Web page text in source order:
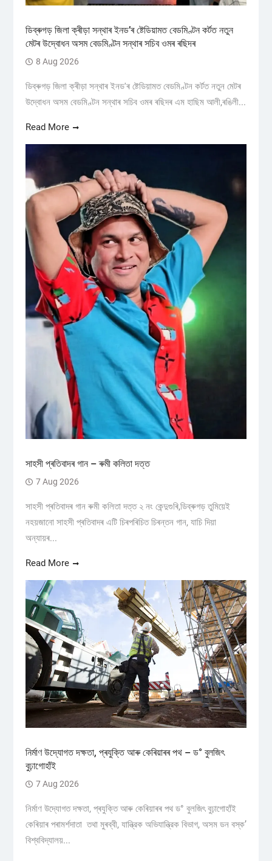
ডিব্ৰুগড় জিলা ক্ৰীড়া সন্থাৰ ইনড’ৰ ষ্টেডিয়ামত বেডমিণ্টন কৰ্টত নতুন
মেটৰ উদ্বোধন অসম বেডমিণ্টন সন্থাৰ সচিব ওমৰ ৰছিদৰ
8 Aug 2026
ডিব্ৰুগড় জিলা ক্ৰীড়া সন্থাৰ ইনড'ৰ ষ্টেডিয়ামত বেডমিণ্টন কৰ্টত নতুন মেটৰ
উদ্বোধন অসম বেডমিণ্টন সন্থাৰ সচিব ওমৰ ৰছিদৰ এম হাছিম আলী,ৰঙিলী...
Read More
সাহসী প্ৰতিবাদৰ গান – ৰুমী কলিতা দত্ত
7 Aug 2026
সাহসী প্ৰতিবাদৰ গান ৰুমী কলিতা দত্ত ২ নং কেন্দুগুৰি,ডিব্ৰুগড় তুমিয়েই
নহয়জানো সাহসী প্ৰতিবাদৰ এটি চিৰপৰিচিত চিৰন্তন গান, যাচি দিয়া
অন্যায়ৰ...
Read More
নিৰ্মাণ উদ্যোগত দক্ষতা, প্ৰযুক্তি আৰু কেৰিয়াৰৰ পথ – ড° বুলজিৎ
বুঢ়াগোহাঁই
7 Aug 2026
নিৰ্মাণ উদ্যোগত দক্ষতা, প্ৰযুক্তি আৰু কেৰিয়াৰৰ পথ ড° বুলজিৎ বুঢ়াগোহাঁই
কেৰিয়াৰ পৰামৰ্শদাতা তথা মুৰব্বী, যান্ত্রিক অভিযান্ত্রিক বিভাগ, অসম ডন বস্ক’
বিশ্ববিদ্যালয়...